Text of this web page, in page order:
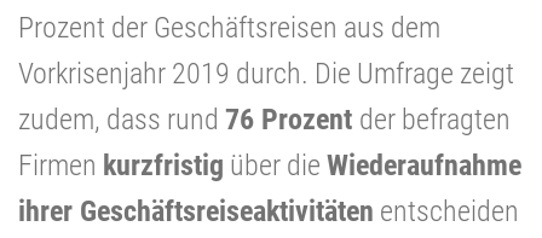
Prozent der Geschäftsreisen aus dem
Vorkrisenjahr 2019 durch. Die Umfrage zeigt
zudem, dass rund 76 Prozent der befragten
Firmen kurzfristig über die Wiederaufnahme
ihrer Geschäftsreiseaktivitäten entscheiden